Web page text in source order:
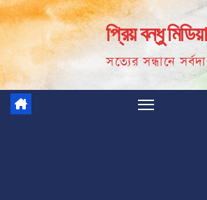
Skip
to
content
প্রিয় বন্ধু মিডিয়া
সত্যের সন্ধানে সর্বদা